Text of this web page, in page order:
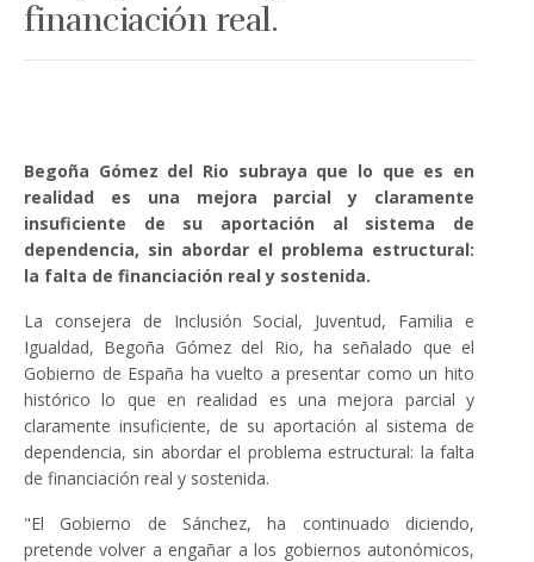
financiación real.
Begoña Gómez del Rio subraya que lo que es en
realidad es una mejora parcial y claramente
insuficiente de su aportación al sistema de
dependencia, sin abordar el problema estructural:
la falta de financiación real y sostenida.
La consejera de Inclusión Social, Juventud, Familia e
Igualdad, Begoña Gómez del Rio, ha señalado que el
Gobierno de España ha vuelto a presentar como un hito
histórico lo que en realidad es una mejora parcial y
claramente insuficiente, de su aportación al sistema de
dependencia, sin abordar el problema estructural: la falta
de financiación real y sostenida.
"El Gobierno de Sánchez, ha continuado diciendo,
pretende volver a engañar a los gobiernos autonómicos,